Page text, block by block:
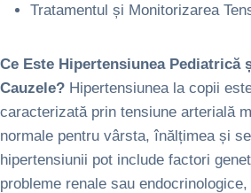
Tratamentul și Monitorizarea
Ce Este Hipertensiunea Pediatrică
Cauzele? Hipertensiunea la copii
caracterizată prin tensiune arterială
normale pentru vârsta, înălțimea și
hipertensiunii pot include factori
probleme renale sau